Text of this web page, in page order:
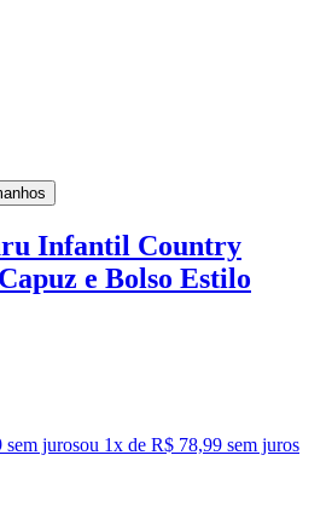
Infantil Country
e Bolso Estilo
sem jurosou 1x de R$ 78,99 sem juros